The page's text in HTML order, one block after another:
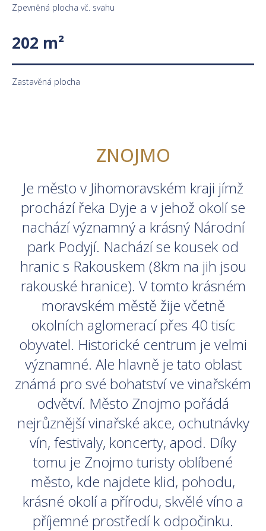
Zpevněná plocha vč. svahu
202 m²
Zastavěná plocha
ZNOJMO
Je město v Jihomoravském kraji jímž
prochází řeka Dyje a v jehož okolí se
nachází významný a krásný Národní
park Podyjí. Nachází se kousek od
hranic s Rakouskem (8km na jih jsou
rakouské hranice). V tomto krásném
moravském městě žije včetně
okolních aglomerací přes 40 tisíc
obyvatel. Historické centrum je velmi
významné. Ale hlavně je tato oblast
známá pro své bohatství ve vinařském
odvětví. Město Znojmo pořádá
nejrůznější vinařské akce, ochutnávky
vín, festivaly, koncerty, apod. Díky
tomu je Znojmo turisty oblíbené
město, kde najdete klid, pohodu,
krásné okolí a přírodu, skvělé víno a
příjemné prostředí k odpočinku.